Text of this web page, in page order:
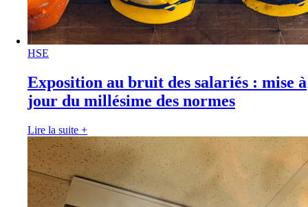
HSE
Exposition au bruit des salariés : mise à
jour du millésime des normes
Lire la suite +